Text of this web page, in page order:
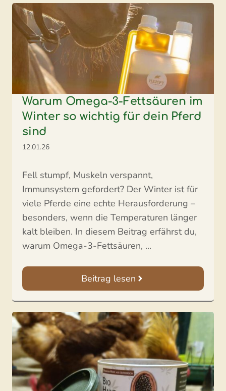
Warum Omega-3-Fettsäuren im
Winter so wichtig für dein Pferd
sind
12.01.26
Fell stumpf, Muskeln verspannt,
Immunsystem gefordert? Der Winter ist für
viele Pferde eine echte Herausforderung –
besonders, wenn die Temperaturen länger
kalt bleiben. In diesem Beitrag erfährst du,
warum Omega-3-Fettsäuren, ...
Beitrag lesen